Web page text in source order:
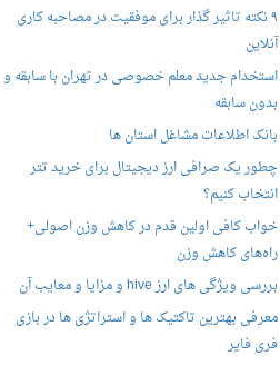
۹ نکته تاثیر گذار برای موفقیت در مصاحبه کاری
آنلاین
استخدام جدید معلم خصوصی در تهران با سابقه و
بدون سابقه
بانک اطلاعات مشاغل استان ها
چطور یک صرافی ارز دیجیتال برای خرید تتر
انتخاب کنیم؟
خواب کافی اولین قدم در کاهش وزن اصولی+
راه‌های کاهش وزن
بررسی ویژگی های ارز hive و مزایا و معایب آن
معرفی بهترین تاکتیک ها و استراتژی ها در بازی
فری فایر